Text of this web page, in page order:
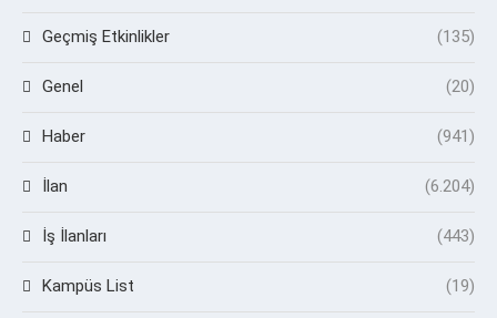
Geçmiş Etkinlikler (135)
Genel (20)
Haber (941)
İlan (6.204)
İş İlanları (443)
Kampüs List (19)